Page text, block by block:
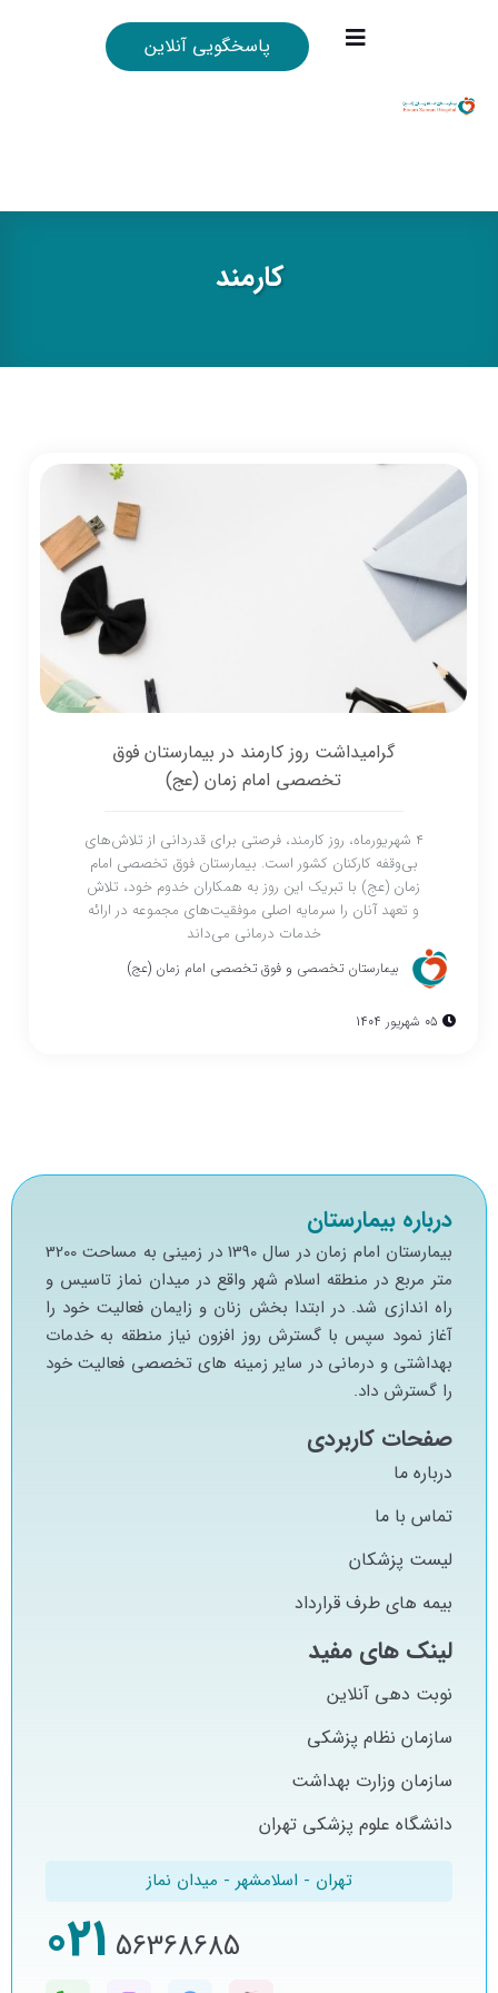
پاسخگویی آنلاین
كارمند
گرامیداشت روز کارمند در بیمارستان فوق
تخصصی امام زمان (عج)
۴ شهریورماه، روز کارمند، فرصتی برای قدردانی از تلاش‌های
بی‌وقفه کارکنان کشور است. بیمارستان فوق تخصصی امام
زمان (عج) با تبریک این روز به همکاران خدوم خود، تلاش
و تعهد آنان را سرمایه اصلی موفقیت‌های مجموعه در ارائه
خدمات درمانی می‌داند
بیمارستان تخصصی و فوق تخصصی امام زمان (عج)
05 شهریور 1404
درباره بیمارستان
بيمارستان امام زمان در سال 1390 در زميني به مساحت 3200
متر مربع در منطقه اسلام شهر واقع در ميدان نماز تاسيس و
راه اندازي شد. در ابتدا بخش زنان و زايمان فعاليت خود را
آغاز نمود سپس با گسترش روز افزون نياز منطقه به خدمات
بهداشتي و درماني در ساير زمينه هاي تخصصي فعاليت خود
را گسترش داد.
صفحات کاربردی
درباره ما
تماس با ما
لیست پزشکان
بیمه های طرف قرارداد
لینک های مفید
نوبت دهی آنلاین
سازمان نظام پزشکی
سازمان وزارت بهداشت
دانشگاه علوم پزشکی تهران
تهران - اسلامشهر - میدان نماز
56368685
021